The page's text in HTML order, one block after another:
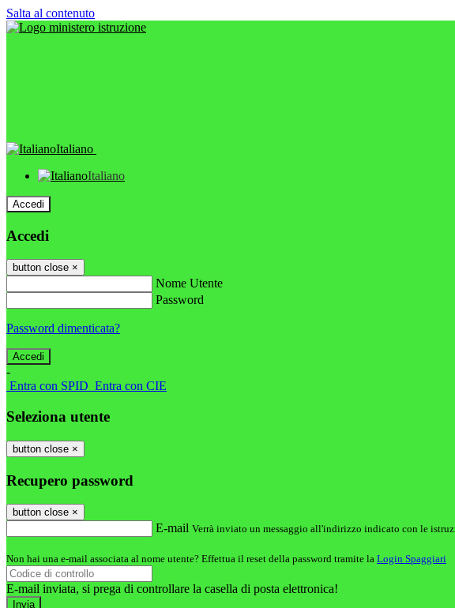
Salta al contenuto
Italiano
Italiano
Accedi
Accedi
button close ×
Nome Utente
Password
Password dimenticata?
-
Entra con SPID Entra con CIE
Seleziona utente
button close ×
Recupero password
button close ×
E-mail Verrà inviato un messaggio all'indirizzo indicato con le
Non hai una e-mail associata al nome utente? Effettua il reset della password tramite la Login Spaggiari
E-mail inviata, si prega di controllare la casella di posta elettronica!